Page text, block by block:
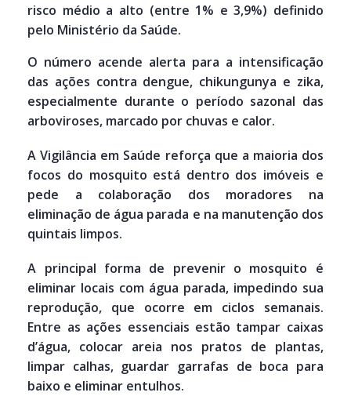
risco médio a alto (entre 1% e 3,9%) definido
pelo Ministério da Saúde.
O número acende alerta para a intensificação
das ações contra dengue, chikungunya e zika,
especialmente durante o período sazonal das
arboviroses, marcado por chuvas e calor.
A Vigilância em Saúde reforça que a maioria dos
focos do mosquito está dentro dos imóveis e
pede a colaboração dos moradores na
eliminação de água parada e na manutenção dos
quintais limpos.
A principal forma de prevenir o mosquito é
eliminar locais com água parada, impedindo sua
reprodução, que ocorre em ciclos semanais.
Entre as ações essenciais estão tampar caixas
d’água, colocar areia nos pratos de plantas,
limpar calhas, guardar garrafas de boca para
baixo e eliminar entulhos.